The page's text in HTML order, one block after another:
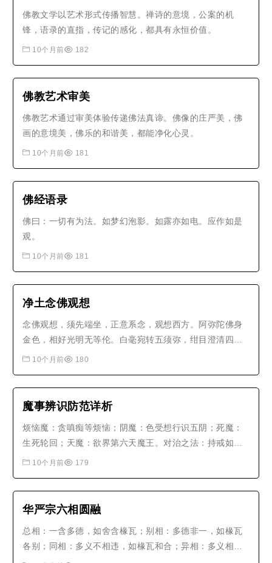
佛教文学以艺术形式传播智慧。禅诗的意境，公案的机
锋，语录的直指，传记的感化，都具有永恒价值。
10个月前 182
佛教艺术审美
佛教艺术通过审美体验传递佛法真谛。佛像的庄严美，佛
画的意境美，佛乐的和谐美，都能净化心灵。
10个月前 181
佛经语录
佛曰：一切有为法。如梦幻泡影。如露亦如电。应作如是
观。
10个月前 181
净土念佛观想
念佛观想，须先端坐，正意系念，观想西方。阿弥陀佛身
金色，相好光明无等伦。白毫宛转五须弥，绀目澄清四大
海。光中化佛无数亿，化菩萨众亦无边。四十八愿度众
10个月前 180
魔事辨识防范详析
烦恼魔：贪嗔痴等烦恼；阴魔：色受想行识五阴；死魔：
生死轮回；天魔：欲界第六天魔王。对治之法：持戒如盔
甲，定力如城墙，智慧如统帅，慈悲如良药。若见光见
10个月前 179
华严宗六相圆融
总相：一含多德，如舍含椽瓦；别相：多德非一，如椽瓦
各别；同相：多义不相违，如椽瓦和合；异相：多义相望